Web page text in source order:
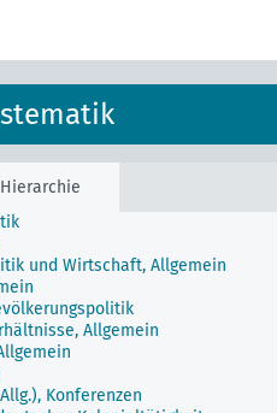
Hierarchie
und Wirtschaft, Allgemein
Allgemein
Konferenzen